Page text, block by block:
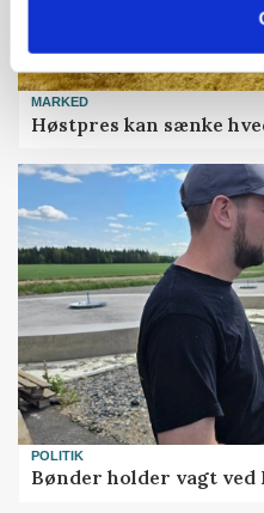
MARKED
Høstpres kan sænke
POLITIK
Bønder holder vagt ved